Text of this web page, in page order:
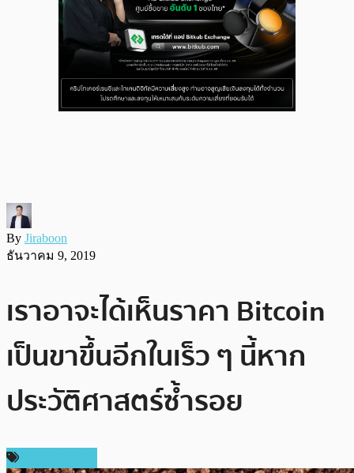
By Jiraboon
ธันวาคม 9, 2019
เราอาจะได้เห็นราคา Bitcoin
เป็นขาขึ้นอีกในเร็ว ๆ นี้หาก
ประวัติศาสตร์ซ้ำรอย